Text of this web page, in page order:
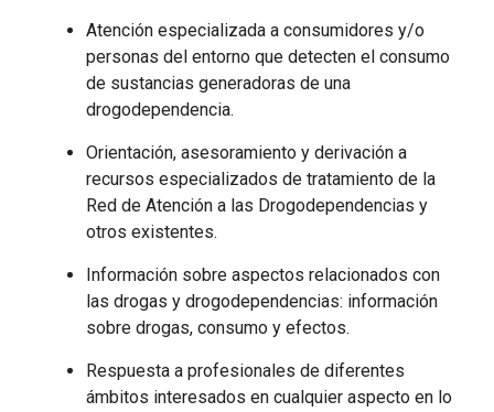
Atención especializada a consumidores y/o
personas del entorno que detecten el consumo
de sustancias generadoras de una
drogodependencia.
Orientación, asesoramiento y derivación a
recursos especializados de tratamiento de la
Red de Atención a las Drogodependencias y
otros existentes.
Información sobre aspectos relacionados con
las drogas y drogodependencias: información
sobre drogas, consumo y efectos.
Respuesta a profesionales de diferentes
ámbitos interesados ​​en cualquier aspecto en lo